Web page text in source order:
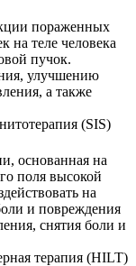
пораженных
на теле человека
пучок.
улучшению
а также
(SIS)
основанная на
поля высокой
на
и повреждения
снятия боли и
терапия (HILT)